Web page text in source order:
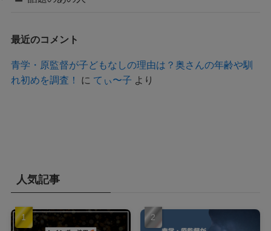
最近のコメント
青学・原監督が子どもなしの理由は？奥さんの年齢や馴
れ初めを調査！
に てぃ〜子 より
人気記事